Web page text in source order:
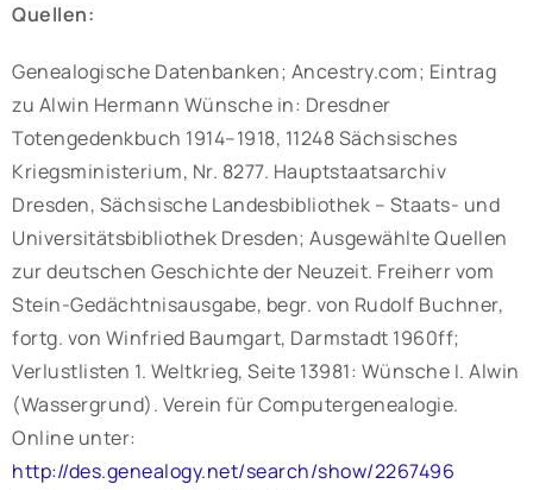
Quellen:
Genealogische Datenbanken; Ancestry.com; Eintrag
zu Alwin Hermann Wünsche in: Dresdner
Totengedenkbuch 1914–1918, 11248 Sächsisches
Kriegsministerium, Nr. 8277. Hauptstaatsarchiv
Dresden, Sächsische Landesbibliothek – Staats- und
Universitätsbibliothek Dresden; Ausgewählte Quellen
zur deutschen Geschichte der Neuzeit. Freiherr vom
Stein-Gedächtnisausgabe, begr. von Rudolf Buchner,
fortg. von Winfried Baumgart, Darmstadt 1960ff;
Verlustlisten 1. Weltkrieg, Seite 13981: Wünsche I. Alwin
(Wassergrund). Verein für Computergenealogie.
Online unter:
http://des.genealogy.net/search/show/2267496